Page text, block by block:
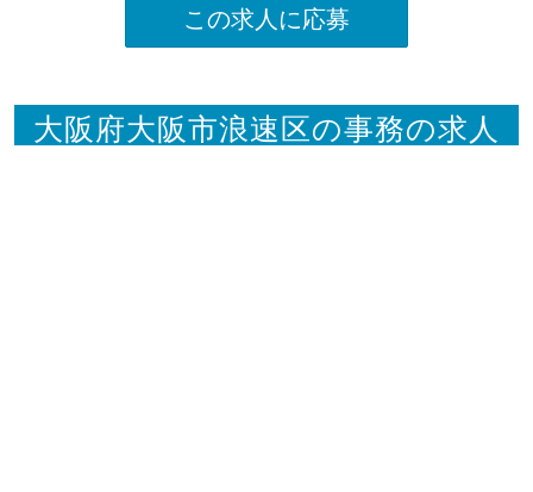
この求人に応募
大阪府大阪市浪速区の事務の求人